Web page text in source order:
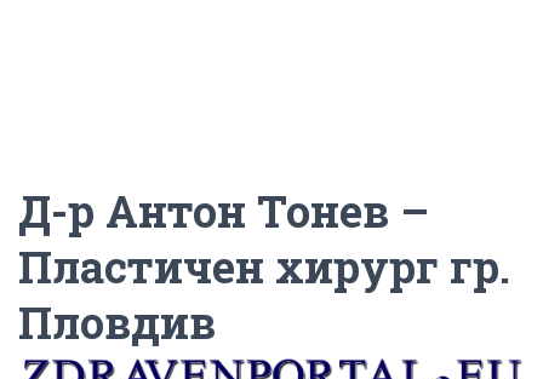
Д-р Антон Тонев –
Пластичен хирург гр.
Пловдив